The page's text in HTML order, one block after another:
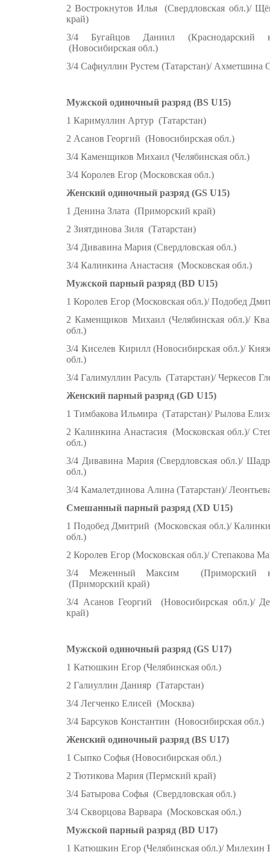
2 Вострокнутов Илья (Свердловская обл.)/
край)
3/4 Бугайцов Даниил (Краснодарский
(Новосибирская обл.)
3/4 Сафиуллин Рустем (Татарстан)/ Ахметшина
Мужской одиночный разряд (BS U15)
1 Каримуллин Артур (Татарстан)
2 Асанов Георгий (Новосибирская обл.)
3/4 Каменщиков Михаил (Челябинская обл.)
3/4 Королев Егор (Московская обл.)
Женский одиночный разряд (GS U15)
1 Денина Злата (Приморский край)
2 Зиятдинова Зиля (Татарстан)
3/4 Дивавина Мария (Свердловская обл.)
3/4 Калинкина Анастасия (Московская обл.)
Мужской парный разряд (BD U15)
1 Королев Егор (Московская обл.)/ Подобед
2 Каменщиков Михаил (Челябинская обл.)/
обл.)
3/4 Киселев Кирилл (Новосибирская обл.)/
обл.)
3/4 Галимуллин Расуль (Татарстан)/ Черкесов
Женский парный разряд (GD U15)
1 Тимбакова Ильмира (Татарстан)/ Рылова
2 Калинкина Анастасия (Московская обл.)/
обл.)
3/4 Дивавина Мария (Свердловская обл.)/
обл.)
3/4 Камалетдинова Алина (Татарстан)/
Смешанный парный разряд (XD U15)
1 Подобед Дмитрий (Московская обл.)/
обл.)
2 Королев Егор (Московская обл.)/ Степакова
3/4 Меженный Максим (Приморский
(Приморский край)
3/4 Асанов Георгий (Новосибирская обл.)/
край)
Мужской одиночный разряд (GS U17)
1 Катюшкин Егор (Челябинская обл.)
2 Галиуллин Данияр (Татарстан)
3/4 Легченко Елисей (Москва)
3/4 Барсуков Константин (Новосибирская обл.)
Женский одиночный разряд (BS U17)
1 Сыпко Софья (Новосибирская обл.)
2 Тютикова Мария (Пермский край)
3/4 Батырова Софья (Свердловская обл.)
3/4 Скворцова Варвара (Московская обл.)
Мужской парный разряд (BD U17)
1 Катюшкин Егор (Челябинская обл.)/ Милехин